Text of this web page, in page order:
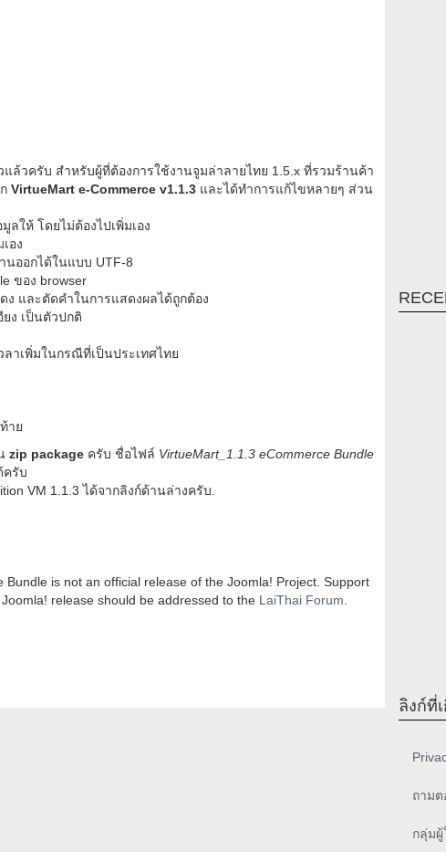
แล้วครับ สำหรับผู้ที่ต้องการใช้งานจูมล่าลายไทย 1.5.x ที่รวมร้านค้า
VirtueMart e-Commerce v1.1.3 และได้ทำการแก้ไขหลายๆ ส่วน
ให้ โดยไม่ต้องไปเพิ่มเอง
อง
นออกได้ในแบบ UTF-8
ของ browser
ง และตัดคำในการแสดงผลได้ถูกต้อง
ง เป็นตัวปกติ
ลาเพิ่มในกรณีที่เป็นประเทศไทย
าย
zip package ครับ ชื่อไฟล์ VirtueMart_1.1.3 eCommerce Bundle
ครับ
VM 1.1.3 ได้จากลิงก์ด้านล่างครับ.
is not an official release of the Joomla! Project. Support
release should be addressed to the LaiThai Forum
ลิงก์ที่
ถามต
กลุ่ม